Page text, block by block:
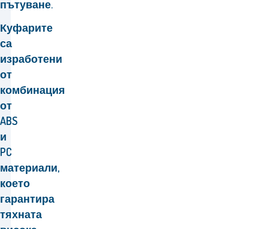
пътуване.
Куфарите
са
изработени
от
комбинация
от
ABS
и
PC
материали,
което
гарантира
тяхната